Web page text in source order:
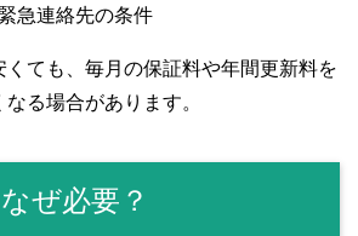
急連絡先の条件
ても、毎月の保証料や年間更新料を
る場合があります。
ぜ必要？